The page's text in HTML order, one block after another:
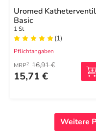
Uromed Katheterventil
Basic
1 St
(1)
Pflichtangaben
MRP2 16,91 €
15,71 €
Weitere